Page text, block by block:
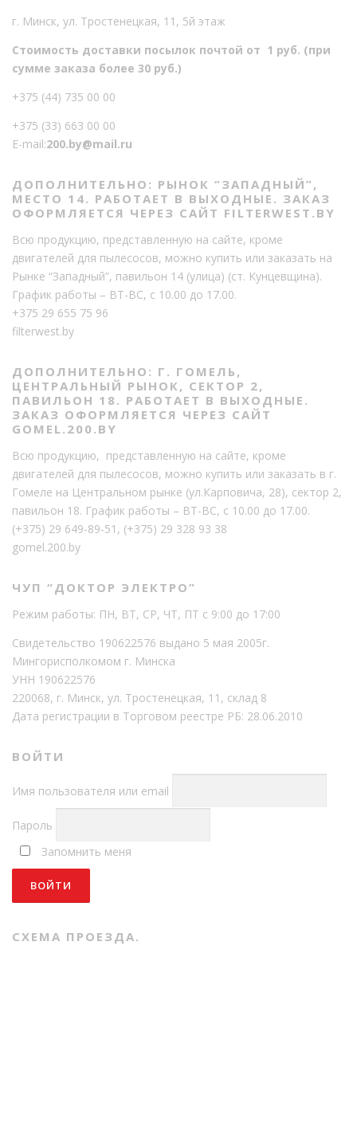
г. Минск, ул. Тростенецкая, 11, 5й этаж
Стоимость доставки посылок почтой от 1 руб. (при
сумме заказа более 30 руб.)
+375 (44) 735 00 00
+375 (33) 663 00 00
E-mail:200.by@mail.ru
ДОПОЛНИТЕЛЬНО: РЫНОК “ЗАПАДНЫЙ”,
МЕСТО 14. РАБОТАЕТ В ВЫХОДНЫЕ. ЗАКАЗ
ОФОРМЛЯЕТСЯ ЧЕРЕЗ САЙТ FILTERWEST.BY
Всю продукцию, представленную на сайте, кроме
двигателей для пылесосов, можно купить или заказать на
Рынке “Западный”, павильон 14 (улица) (ст. Кунцевщина).
График работы – ВТ-ВС, с 10.00 до 17.00.
+375 29 655 75 96
filterwest.by
ДОПОЛНИТЕЛЬНО: Г. ГОМЕЛЬ,
ЦЕНТРАЛЬНЫЙ РЫНОК, СЕКТОР 2,
ПАВИЛЬОН 18. РАБОТАЕТ В ВЫХОДНЫЕ.
ЗАКАЗ ОФОРМЛЯЕТСЯ ЧЕРЕЗ САЙТ
GOMEL.200.BY
Всю продукцию, представленную на сайте, кроме
двигателей для пылесосов, можно купить или заказать в г.
Гомеле на Центральном рынке (ул.Карповича, 28), сектор 2,
павильон 18. График работы – ВТ-ВС, с 10.00 до 17.00.
(+375) 29 649-89-51 , (+375) 29 328 93 38
gomel.200.by
ЧУП “ДОКТОР ЭЛЕКТРО”
Режим работы: ПН, ВТ, СР, ЧТ, ПТ с 9:00 до 17:00
Свидетельство 190622576 выдано 5 мая 2005г.
Мингорисполкомом г. Минска
УНН 190622576
220068, г. Минск, ул. Тростенецкая, 11, склад 8
Дата регистрации в Торговом реестре РБ: 28.06.2010
ВОЙТИ
Имя пользователя или email
Пароль
Запомнить меня
СХЕМА ПРОЕЗДА.